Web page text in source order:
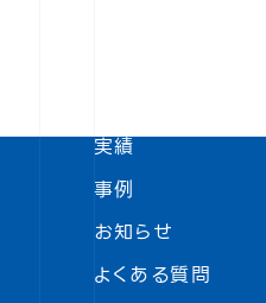
実績
事例
お知らせ
よくある質問